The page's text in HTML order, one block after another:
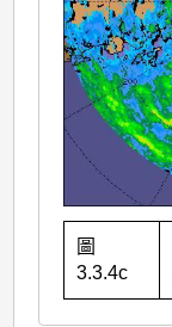
圖
3.3.4c